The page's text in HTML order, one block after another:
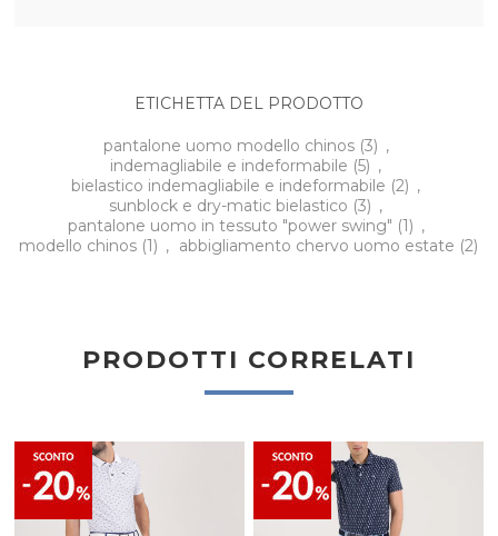
ETICHETTA DEL PRODOTTO
pantalone uomo modello chinos (3) ,
indemagliabile e indeformabile (5) ,
bielastico indemagliabile e indeformabile (2) ,
sunblock e dry-matic bielastico (3) ,
pantalone uomo in tessuto "power swing" (1) ,
modello chinos (1) , abbigliamento chervo uomo estate (2)
PRODOTTI CORRELATI